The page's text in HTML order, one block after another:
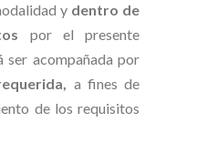
y dentro de
por el presente
ser acompañada por
a fines de
de los requisitos